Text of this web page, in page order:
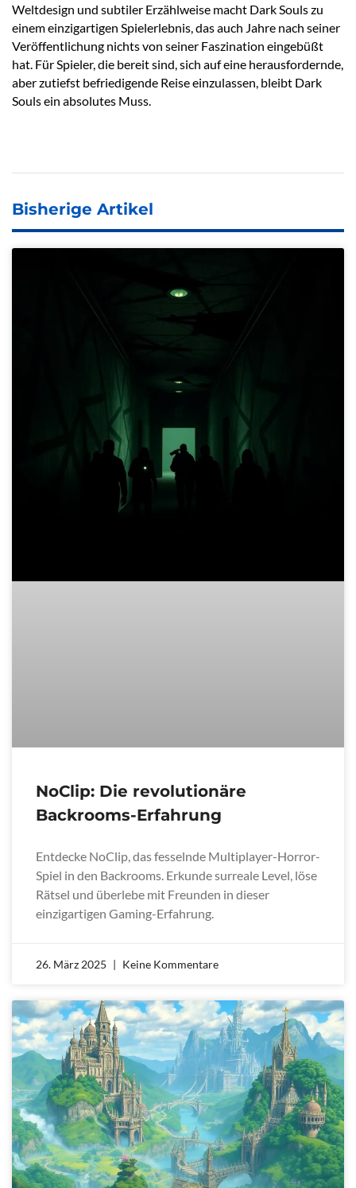
Weltdesign und subtiler Erzählweise macht Dark Souls zu
einem einzigartigen Spielerlebnis, das auch Jahre nach seiner
Veröffentlichung nichts von seiner Faszination eingebüßt
hat. Für Spieler, die bereit sind, sich auf eine herausfordernde,
aber zutiefst befriedigende Reise einzulassen, bleibt Dark
Souls ein absolutes Muss.
Bisherige Artikel
NoClip: Die revolutionäre
Backrooms-Erfahrung
Entdecke NoClip, das fesselnde Multiplayer-Horror-
Spiel in den Backrooms. Erkunde surreale Level, löse
Rätsel und überlebe mit Freunden in dieser
einzigartigen Gaming-Erfahrung.
26. März 2025 Keine Kommentare